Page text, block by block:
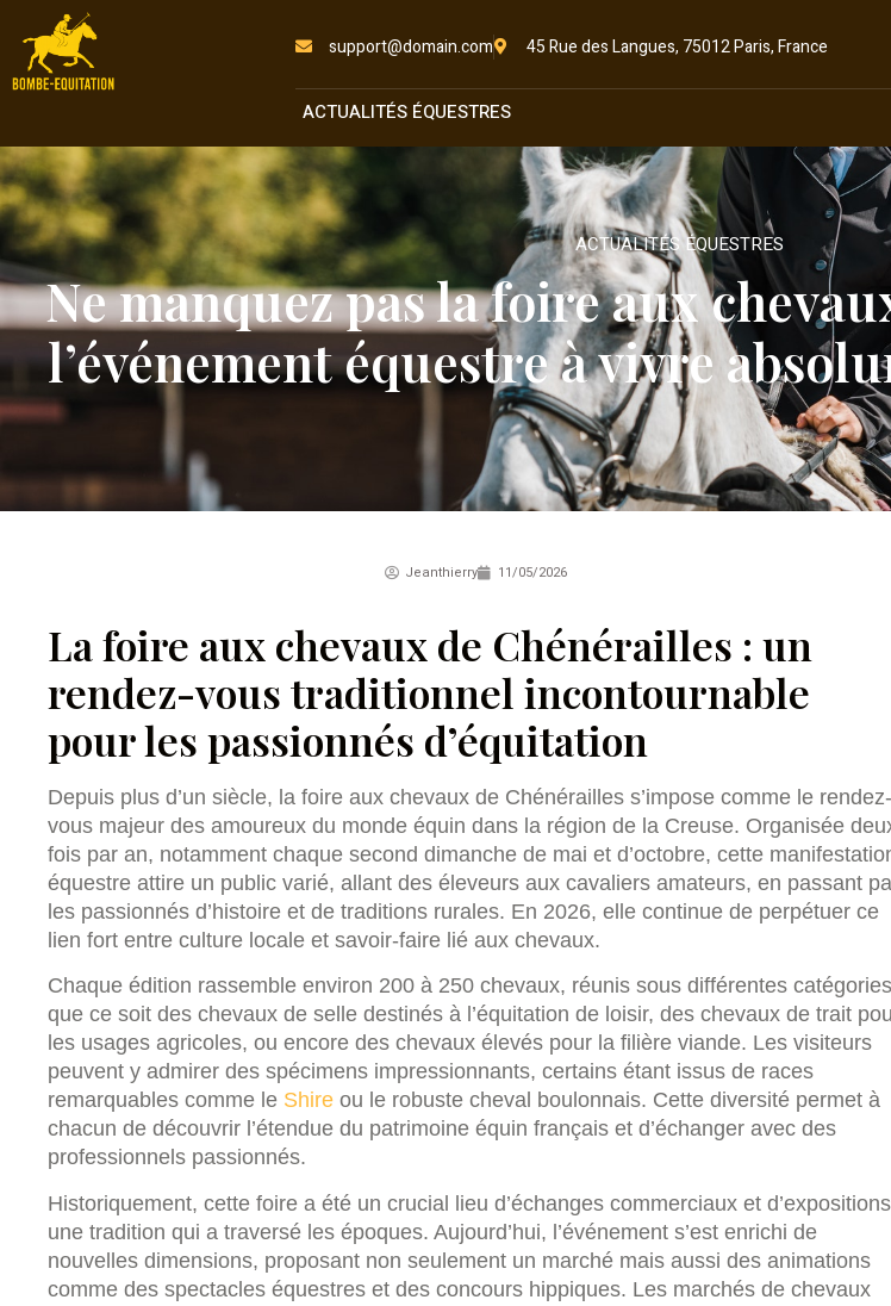
support@domain.com 45 Rue des Langues, 75012 Paris, France
ACTUALITÉS ÉQUESTRES
ACTUALITÉS ÉQUESTRES
Ne manquez pas la foire aux
l’événement équestre à vivre
Jeanthierry 11/05/2026
La foire aux chevaux de Chénérailles : un
rendez-vous traditionnel incontournable
pour les passionnés d’équitation
Depuis plus d’un siècle, la foire aux chevaux de Chénérailles s’impose comme le rendez-
vous majeur des amoureux du monde équin dans la région de la Creuse. Organisée
fois par an, notamment chaque second dimanche de mai et d’octobre, cette
équestre attire un public varié, allant des éleveurs aux cavaliers amateurs, en passant
les passionnés d’histoire et de traditions rurales. En 2026, elle continue de perpétuer ce
lien fort entre culture locale et savoir-faire lié aux chevaux.
Chaque édition rassemble environ 200 à 250 chevaux, réunis sous différentes
que ce soit des chevaux de selle destinés à l’équitation de loisir, des chevaux de trait
les usages agricoles, ou encore des chevaux élevés pour la filière viande. Les visiteurs
peuvent y admirer des spécimens impressionnants, certains étant issus de races
remarquables comme le Shire ou le robuste cheval boulonnais. Cette diversité permet à
chacun de découvrir l’étendue du patrimoine équin français et d’échanger avec des
professionnels passionnés.
Historiquement, cette foire a été un crucial lieu d’échanges commerciaux et
une tradition qui a traversé les époques. Aujourd’hui, l’événement s’est enrichi de
nouvelles dimensions, proposant non seulement un marché mais aussi des animations
comme des spectacles équestres et des concours hippiques. Les marchés de chevaux